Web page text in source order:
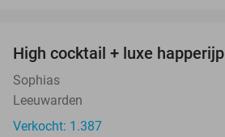
High cocktail + luxe
Sophias
Leeuwarden
Verkocht: 1.387